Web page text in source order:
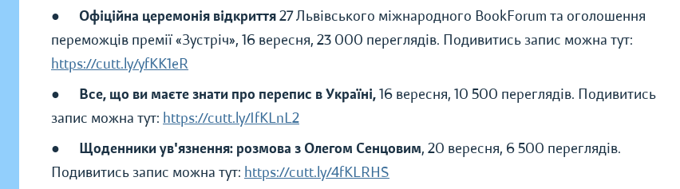
● Офіційна церемонія відкриття27 Львівського міжнародного BookForum та оголошення
переможців премії «Зустріч», 16 вересня, 23 000 переглядів. Подивитись запис можна тут:
https://cutt.ly/yfKK1eR
● Все, що ви маєте знати про перепис в Україні,16 вересня, 10 500 переглядів. Подивитись
запис можна тут: https://cutt.ly/IfKLnL2
● Щоденники ув'язнення: розмова з Олегом Сенцовим, 20 вересня, 6 500 переглядів.
Подивитись запис можна тут: https://cutt.ly/4fKLRHS